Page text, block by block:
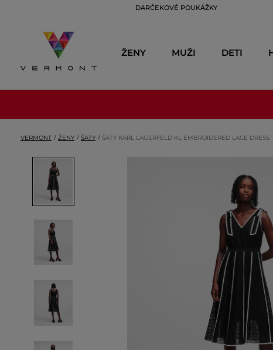
DARČEKOVÉ POUKÁŽKY
ŽENY MUŽI DETI
VERMONT ŽENY ŠATY ŠATY KARL LAGERFELD KL EMBROIDERED LACE DRESS